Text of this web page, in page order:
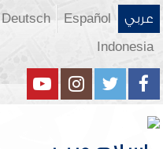
عربي Español
Deutsch
Indonesia